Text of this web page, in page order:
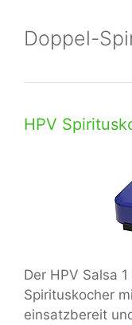
Doppel-
HPV
Der HPV Salsa
Spirituskocher
einsatzbereit